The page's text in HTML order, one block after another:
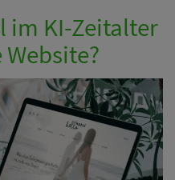
im KI-Zeitalter